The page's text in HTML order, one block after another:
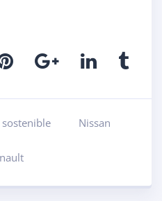
Nissan